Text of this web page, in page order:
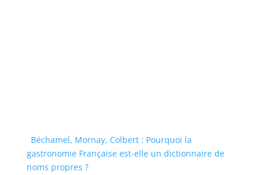
Béchamel, Mornay, Colbert : Pourquoi la
gastronomie Française est-elle un dictionnaire de
noms propres ?